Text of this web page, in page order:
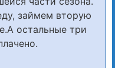
займем вторую
остальные три